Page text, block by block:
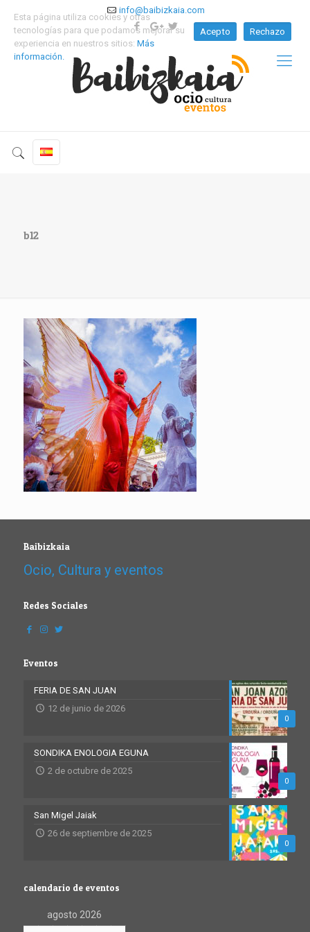
info@baibizkaia.com
b12
Baibizkaia
Ocio, Cultura y eventos
Redes Sociales
Eventos
0
FERIA DE SAN JUAN
12 de junio de 2026
0
SONDIKA ENOLOGIA EGUNA
2 de octubre de 2025
0
San Migel Jaiak
26 de septiembre de 2025
calendario de eventos
agosto 2026
Esta página utiliza cookies y otras
tecnologías para que podamos mejorar su
experiencia en nuestros sitios: Más
información.
Acepto Rechazo